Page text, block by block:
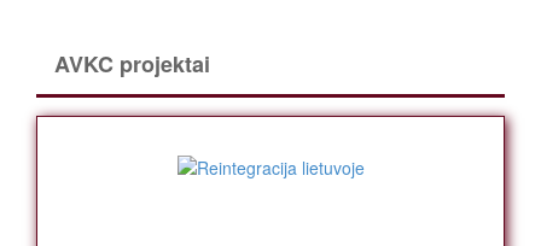
AVKC projektai